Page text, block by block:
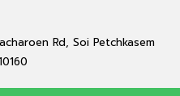
Rd, Soi Petchkasem